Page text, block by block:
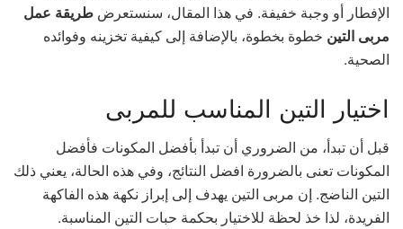
الإفطار أو وجبة خفيفة. في هذا المقال، سنستعرض طريقة عمل
مربى التين خطوة بخطوة، بالإضافة إلى كيفية تخزينه وفوائده
الصحية.
اختيار التين المناسب للمربى
قبل أن تبدأ، من الضروري أن تبدأ بأفضل المكونات فأفضل
المكونات تعنى بالضرورة افضل النتائج، وفي هذه الحالة، يعني ذلك
التين الناضج. إن مربى التين يهدف إلى إبراز نكهة هذه الفاكهة
الفريدة، لذا خذ لحظة للاختيار بحكمة حبات التين المناسبة.